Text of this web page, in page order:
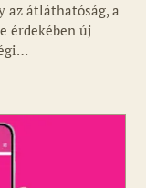
az átláthatóság, a
érdekében új